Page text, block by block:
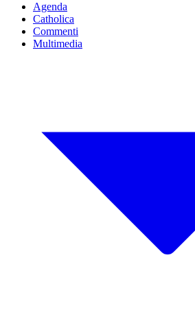
Agenda
Catholica
Commenti
Multimedia